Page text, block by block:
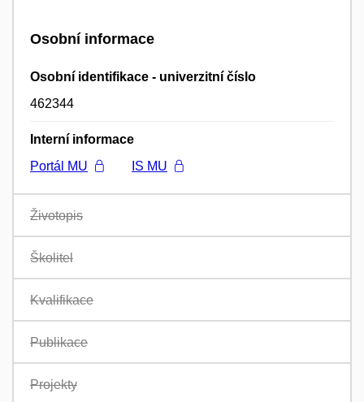
Osobní informace
Osobní identifikace - univerzitní číslo
462344
Interní informace
Portál MU
IS MU
Životopis
Školitel
Kvalifikace
Publikace
Projekty